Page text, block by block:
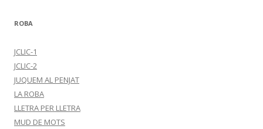
ROBA
JCLIC-1
JCLIC-2
JUQUEM AL PENJAT
LA ROBA
LLETRA PER LLETRA
MUD DE MOTS